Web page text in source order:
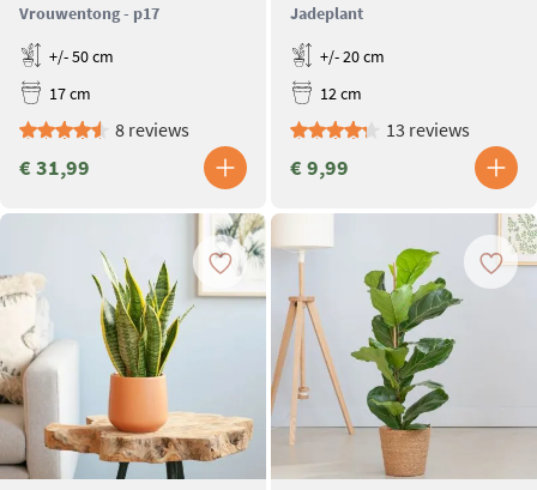
Vrouwentong - p17
+/- 50 cm
17 cm
8 reviews
€ 31,99
Jadeplant
+/- 20 cm
12 cm
13 reviews
€ 9,99